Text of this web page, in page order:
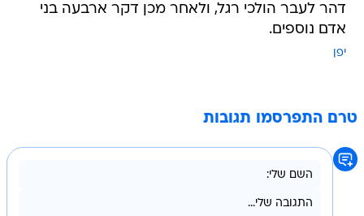
דהר לעבר הולכי רגל, ולאחר מכן דקר ארבעה בני
אדם נוספים.
יפן
טרם התפרסמו תגובות